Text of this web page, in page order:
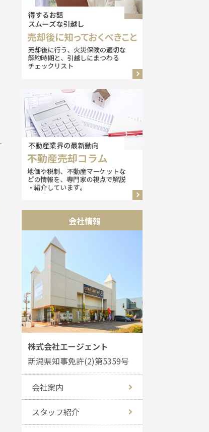
会社情報
株式会社エージェント
新潟県知事免許(2)第5359号
会社案内
スタッフ紹介